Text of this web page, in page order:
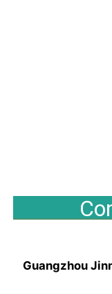
Guangzhou